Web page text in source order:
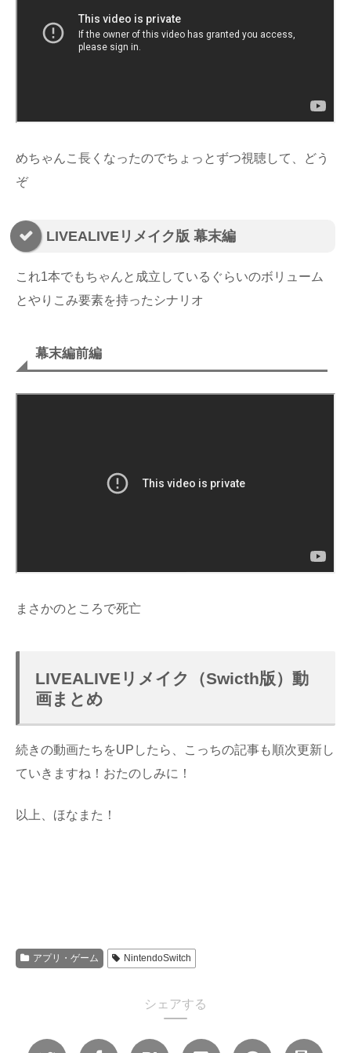
めちゃんこ長くなったのでちょっとずつ視聴して、どう
ぞ
LIVEALIVEリメイク版 幕末編
これ1本でもちゃんと成立しているぐらいのボリューム
とやりこみ要素を持ったシナリオ
幕末編前編
まさかのところで死亡
LIVEALIVEリメイク（Swicth版）動
画まとめ
続きの動画たちをUPしたら、こっちの記事も順次更新し
ていきますね！おたのしみに！
以上、ほなまた！
アプリ・ゲーム NintendoSwitch
シェアする